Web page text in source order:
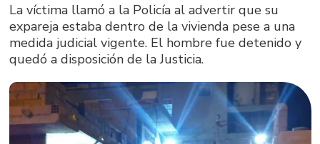
La víctima llamó a la Policía al advertir que su
expareja estaba dentro de la vivienda pese a una
medida judicial vigente. El hombre fue detenido y
quedó a disposición de la Justicia.